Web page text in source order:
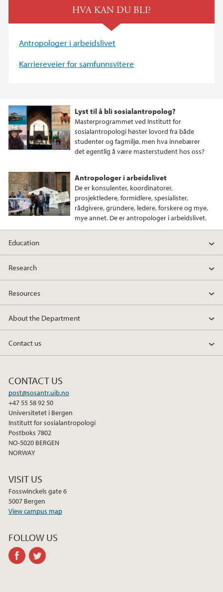
HVA KAN DU BLI?
Antropologer i arbeidslivet
Karriereveier for samfunnsvitere
Lyst til å bli sosialantropolog?
Masterprogrammet ved Institutt for
sosialantropologi høster lovord fra både
studenter og fagmiljø, men hva innebærer
det egentlig å være masterstudent hos oss?
Antropologer i arbeidslivet
De er konsulenter, koordinatorer,
prosjektledere, formidlere, spesialister,
rådgivere, gründere, ledere, forskere og mye,
mye annet. De er antropologer i arbeidslivet.
Education
Research
Resources
About the Department
Contact us
CONTACT US
post@sosantr.uib.no
+47 55 58 92 50
Universitetet i Bergen
Institutt for sosialantropologi
Postboks 7802
NO-5020 BERGEN
NORWAY
VISIT US
Fosswinckels gate 6
5007 Bergen
View campus map
FOLLOW US
facebook